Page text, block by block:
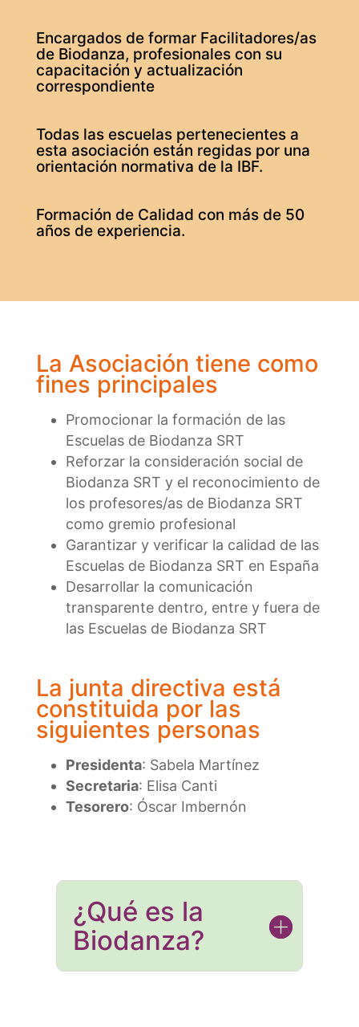
Encargados de formar Facilitadores/as
de Biodanza, profesionales con su
capacitación y actualización
correspondiente
Todas las escuelas pertenecientes a
esta asociación están regidas por una
orientación normativa de la IBF.
Formación de Calidad con más de 50
años de experiencia.
La Asociación tiene como
fines principales
Promocionar la formación de las
Escuelas de Biodanza SRT
Reforzar la consideración social de
Biodanza SRT y el reconocimiento de
los profesores/as de Biodanza SRT
como gremio profesional
Garantizar y verificar la calidad de las
Escuelas de Biodanza SRT en España
Desarrollar la comunicación
transparente dentro, entre y fuera de
las Escuelas de Biodanza SRT
La junta directiva está
constituida por las
siguientes personas
Presidenta: Sabela Martínez
Secretaria: Elisa Canti
Tesorero: Óscar Imbernón
¿Qué es la
Biodanza?